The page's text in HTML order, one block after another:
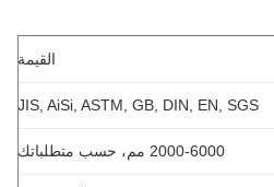
القيمة
JIS, AiSi, ASTM, GB, DIN, EN,
2000-6000 مم، حسب متطلباتك